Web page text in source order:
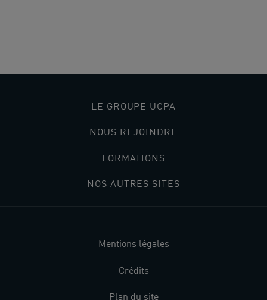
LE GROUPE UCPA
NOUS REJOINDRE
FORMATIONS
NOS AUTRES SITES
Mentions légales
Crédits
Plan du site